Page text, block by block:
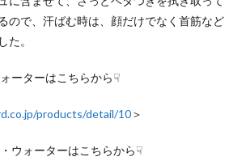
ので、汗ばむ時は、顔だけでなく首筋など
た。
ーターはこちらから☟
products/detail/10＞
ウォーターはこちらから☟